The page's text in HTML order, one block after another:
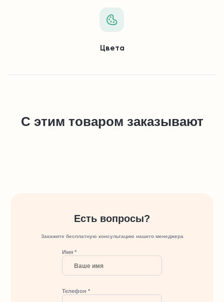
Цвета
С этим товаром заказывают
Есть вопросы?
Закажите бесплатную консультацию нашего менеджера
Имя *
Телефон *